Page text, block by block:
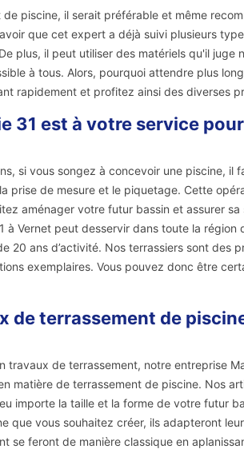
piscine, il serait préférable et même
que cet expert a déjà suivi plusieurs
plus, il peut utiliser des matériels qu'il juge
à tous. Alors, pourquoi attendre plus
rapidement et profitez ainsi des diverses
31 est à votre service
si vous songez à concevoir une piscine, il
prise de mesure et le piquetage. Cette
aménager votre futur bassin et assurer
à Vernet peut desservir dans toute la région
20 ans d’activité. Nos terrassiers sont des
exemplaires. Vous pouvez donc être
de terrassement de
travaux de terrassement, notre entreprise
matière de terrassement de piscine. Nos
importe la taille et la forme de votre futur
que vous souhaitez créer, ils adapteront
se feront de manière classique en